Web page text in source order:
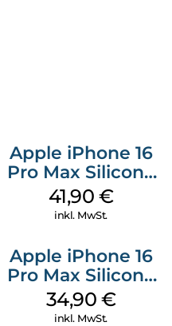
Apple iPhone 16
Pro Max Silicone
Case MagSafe
Ultramarine
41,90 €
inkl. MwSt.
Apple iPhone 16
Pro Max Silicone
Case MagSafe
Denim
34,90 €
inkl. MwSt.